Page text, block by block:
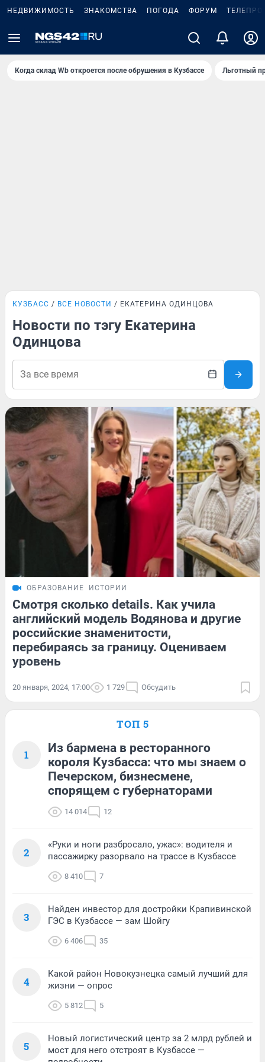
НЕДВИЖИМОСТЬ ЗНАКОМСТВА ПОГОДА ФОРУМ
Когда склад Wb откроется после обрушения в Кузбассе Льготный
КУЗБАСС ВСЕ НОВОСТИ ЕКАТЕРИНА ОДИНЦОВА
Новости по тэгу Екатерина
Одинцова
ОБРАЗОВАНИЕ ИСТОРИИ
Смотря сколько details. Как учила
английский модель Водянова и другие
российские знаменитости,
перебираясь за границу. Оцениваем
уровень
20 января, 2024, 17:00 1 729 Обсудить
ТОП 5
1
Из бармена в ресторанного
короля Кузбасса: что мы знаем о
Печерском, бизнесмене,
спорящем с губернаторами
14 014 12
2
«Руки и ноги разбросало, ужас»: водителя и
пассажирку разорвало на трассе в Кузбассе
8 410 7
3
Найден инвестор для достройки Крапивинской
ГЭС в Кузбассе — зам Шойгу
6 406 35
4
Какой район Новокузнецка самый лучший для
жизни — опрос
5 812 5
5
Новый логистический центр за 2 млрд рублей и
мост для него отстроят в Кузбассе —